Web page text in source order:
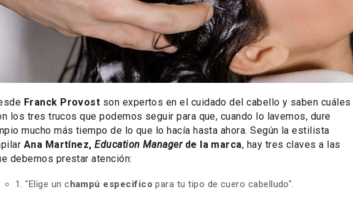
Franck Provost son expertos en el cuidado del cabello y saben cuáles
los tres trucos que podemos seguir para que, cuando lo lavemos, dure
mucho más tiempo de lo que lo hacía hasta ahora. Según la estilista
Ana Martínez,Education Managerde la marca, hay tres claves a las
debemos prestar atención:
1. "Elige un champú especifico para tu tipo de cuero cabelludo".